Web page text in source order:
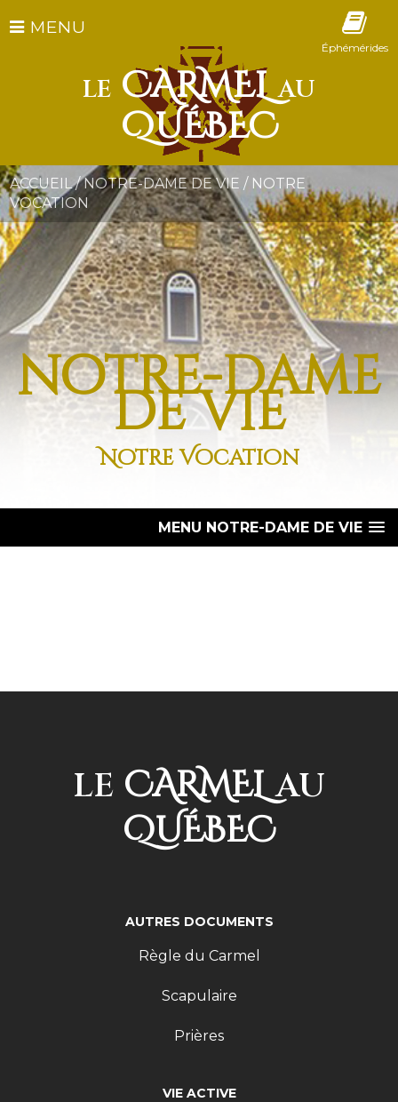
Éphémérides
MENU
LE CARMELAU
QUÉBEC
ACCUEIL /NOTRE-DAME DE VIE / NOTRE
VOCATION
notre-dame
de vie
Notre Vocation
MENU NOTRE-DAME DE VIE
LE CARMELAU
QUÉBEC
VIE ACTIVE
AUTRES DOCUMENTS
Règle du Carmel
Scapulaire
Prières